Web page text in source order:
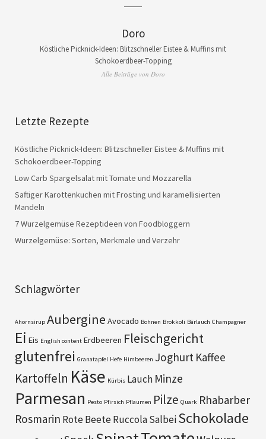
Doro
Köstliche Picknick-Ideen: Blitzschneller Eistee & Muffins mit
Schokoerdbeer-Topping
Alle Beiträge von Doro
Letzte Rezepte
Köstliche Picknick-Ideen: Blitzschneller Eistee & Muffins mit
Schokoerdbeer-Topping
Low Carb Spargelsalat mit Tomate und Mozzarella
Saftiger Karottenkuchen mit Frosting und karamellisierten
Mandeln
7 Wurzelgemüse Rezeptideen von Foodbloggern
Wurzelgemüse: Sorten, Merkmale und Verzehr
Schlagwörter
Ahornsirup Aubergine Avocado Bohnen Brokkoli Bärlauch Champagner
Ei Eis English content Erdbeeren Fleischgericht
glutenfrei Granatapfel Hefe Himbeeren Joghurt Kaffee
Kartoffeln Käse Kürbis Lauch Minze
Parmesan Pesto Pfirsich Pflaumen Pilze Quark Rhabarber
Rosmarin Rote BeeteRuccolaSalbeiSchokolade